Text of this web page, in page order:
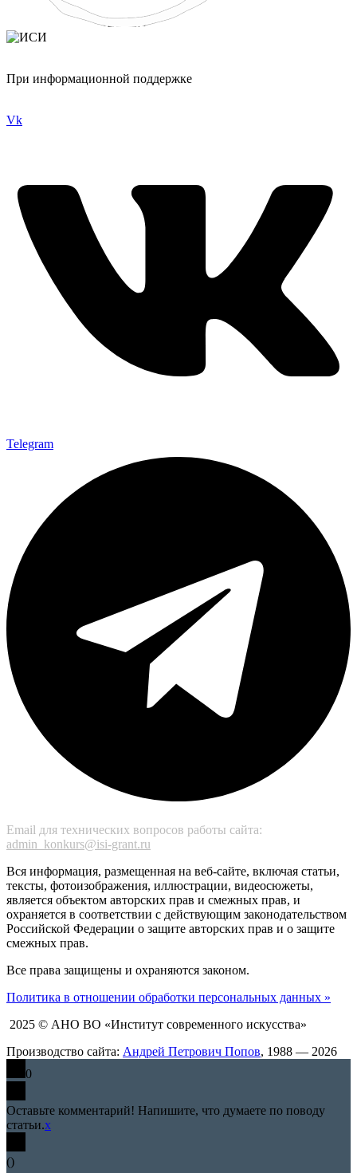
При информационной поддержке
Vk
Telegram
Email для технических вопросов работы сайта:
admin_konkurs@isi-grant.ru
Вся информация, размещенная на веб-сайте, включая статьи,
тексты, фотоизображения, иллюстрации, видеосюжеты,
является объектом авторских прав и смежных прав, и
охраняется в соответствии с действующим законодательством
Российской Федерации о защите авторских прав и о защите
смежных прав.
Все права защищены и охраняются законом.
Политика в отношении обработки персональных данных »
2025 © АНО ВО «Институт современного искусства»
Производство сайта: Андрей Петрович Попов, 1988 — 2026
0
Оставьте комментарий! Напишите, что думаете по поводу
статьи.x
()